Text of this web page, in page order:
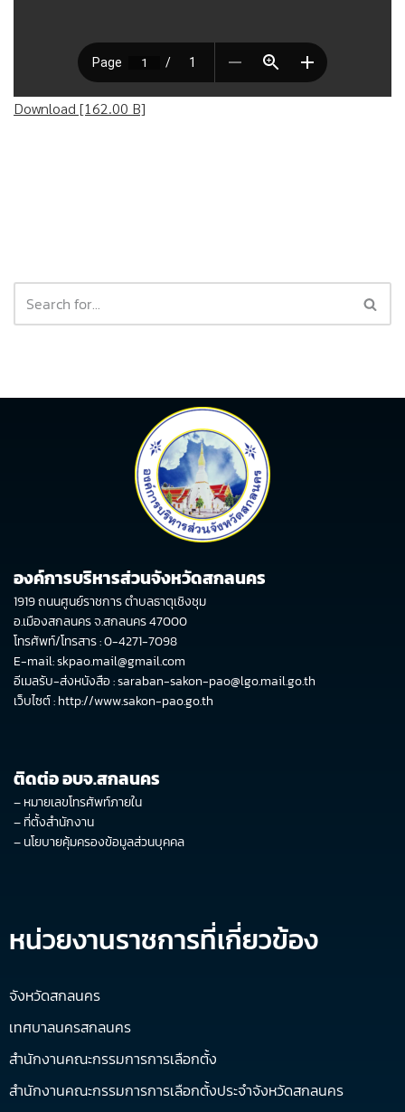
Download [162.00 B]
องค์การบริหารส่วนจังหวัดสกลนคร
1919 ถนนศูนย์ราชการ ตำบลธาตุเชิงชุม
อ.เมืองสกลนคร จ.สกลนคร 47000
โทรศัพท์/โทรสาร : 0-4271-7098
E-mail: skpao.mail@gmail.com
อีเมลรับ-ส่งหนังสือ : saraban-sakon-pao@lgo.mail.go.th
เว็บไซต์ :http://www.sakon-pao.go.th
ติดต่อ อบจ.สกลนคร
–หมายเลขโทรศัพท์ภายใน
–ที่ตั้งสำนักงาน
–นโยบายคุ้มครองข้อมูลส่วนบุคคล
หน่วยงานราชการที่เกี่ยวข้อง
จังหวัดสกลนคร
เทศบาลนครสกลนคร
สำนักงานคณะกรรมการการเลือกตั้ง
สำนักงานคณะกรรมการการเลือกตั้งประจำจังหวัดสกลนคร